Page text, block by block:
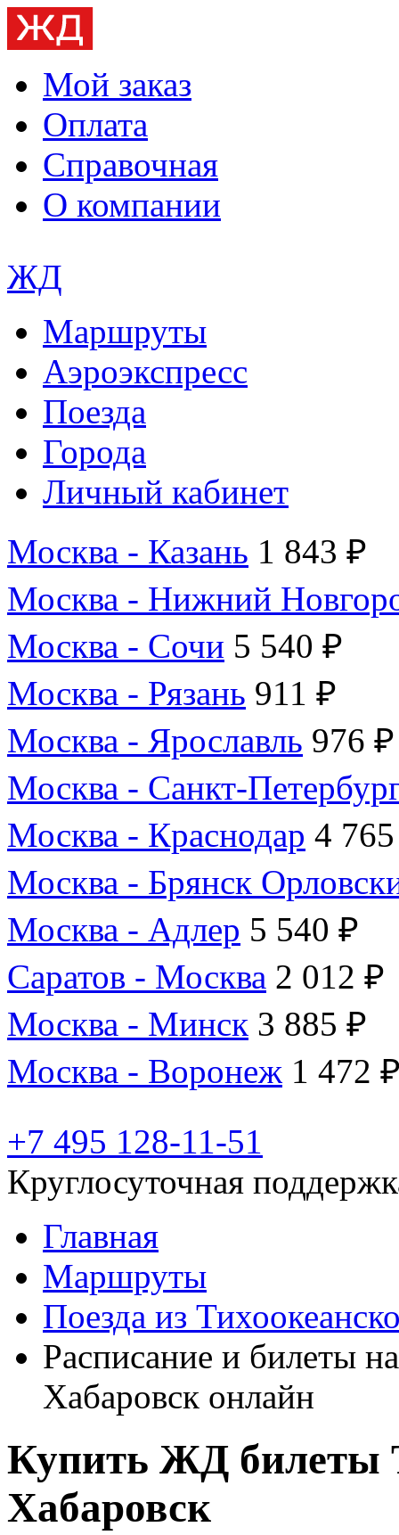
Мой заказ
Оплата
Справочная
О компании
ЖД
Маршруты
Аэроэкспресс
Поезда
Города
Личный кабинет
Москва - Казань 1 843 ₽
Москва - Нижний
Москва - Сочи 5 540 ₽
Москва - Рязань 911 ₽
Москва - Ярославль 976 ₽
Москва - Санкт-
Москва - Краснодар 4
Москва - Брянск
Москва - Адлер 5 540 ₽
Саратов - Москва 2 012 ₽
Москва - Минск 3 885 ₽
Москва - Воронеж 1 472
+7 495 128-11-51
Круглосуточная
Главная
Маршруты
Поезда из
Расписание и билеты
Хабаровск онлайн
Купить ЖД билеты
Хабаровск